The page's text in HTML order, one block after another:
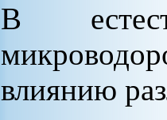
В
влиянию